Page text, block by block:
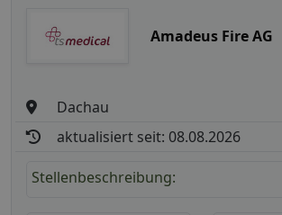
Amadeus Fire AG
Dachau
aktualisiert seit: 08.08.2026
Stellenbeschreibung: